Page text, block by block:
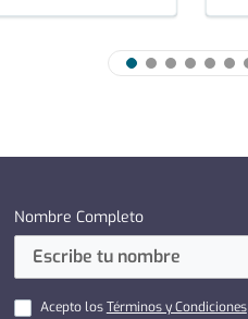
Nombre Completo
Acepto losTérminos y Condiciones